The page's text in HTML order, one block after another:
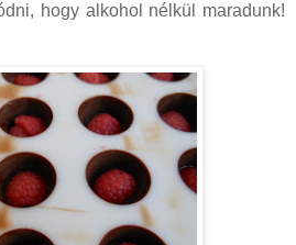
hogy alkohol nélkül maradunk!